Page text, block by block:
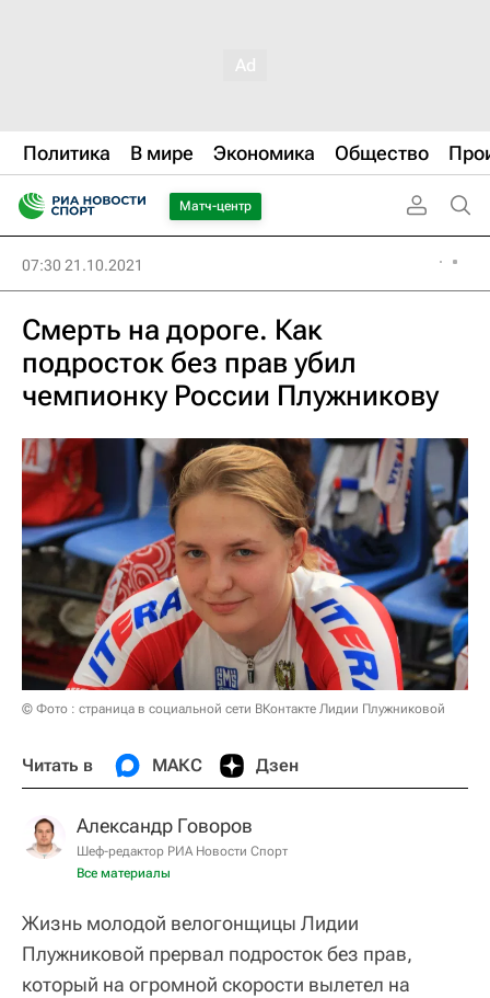
Политика В мире Экономика Общество
Матч-центр
07:30 21.10.2021
Смерть на дороге. Как
подросток без прав убил
чемпионку России Плужникову
© Фото : страница в социальной сети ВКонтакте Лидии Плужниковой
Читать в МАКС Дзен
Александр Говоров
Шеф-редактор РИА Новости Спорт
Все материалы
Жизнь молодой велогонщицы Лидии
Плужниковой прервал подросток без прав,
который на огромной скорости вылетел на